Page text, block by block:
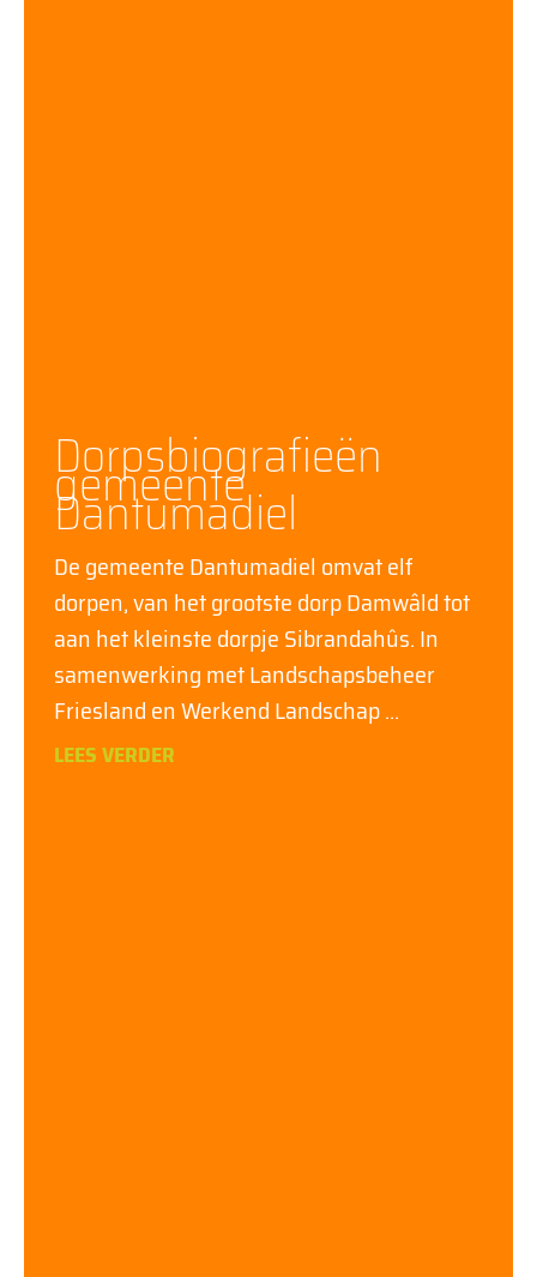
Dorpsbiografieën
gemeente
Dantumadiel
De gemeente Dantumadiel omvat elf
dorpen, van het grootste dorp Damwâld tot
aan het kleinste dorpje Sibrandahûs. In
samenwerking met Landschapsbeheer
Friesland en Werkend Landschap
LEES VERDER